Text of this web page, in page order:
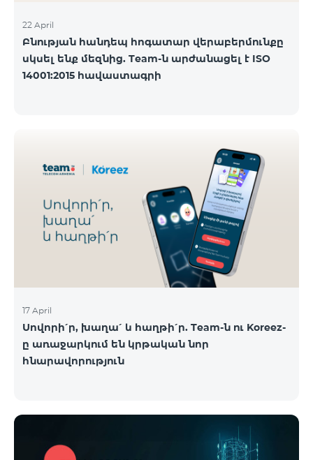
22 April
Բնության հանդեպ հոգատար վերաբերմունքը
սկսել ենք մեզնից. Team-ն արժանացել է ISO
14001:2015 հավաստագրի
17 April
Սովորի՛ր, խաղա՛ և հաղթի՛ր. Team-ն ու Koreez-
ը առաջարկում են կրթական նոր
հնարավորություն